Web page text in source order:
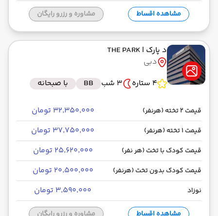
مشاهده اقساط مشاوره و رزرو رایگان
د پارک | THE PARK
دبی
4 ستاره
3 شب BB با صبحانه
قیمت 2 تخته (هرنفر) ۳۲٬۳۵۰٬۰۰۰ تومان
قیمت 1 تخته (هرنفر) ۳۷٬۷۵۰٬۰۰۰ تومان
قیمت کودک با تخت (هر نفر) ۲۵٬۶۲۰٬۰۰۰ تومان
قیمت کودک بدون تخت (هرنفر) ۲۰٬۵۰۰٬۰۰۰ تومان
نوزاد ۳٬۵۹۰٬۰۰۰ تومان